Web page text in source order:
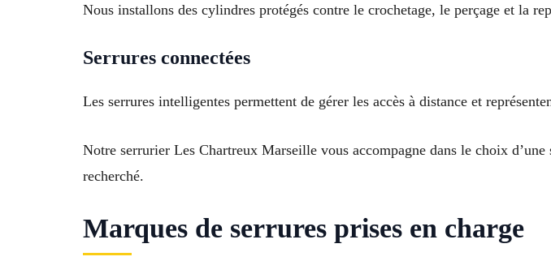
Nous installons des cylindres protégés contre le crochetage, le perçage et la
Serrures connectées
Les serrures intelligentes permettent de gérer les accès à distance et
Notre serrurier Les Chartreux Marseille vous accompagne dans le choix
recherché.
Marques de serrures prises en charge